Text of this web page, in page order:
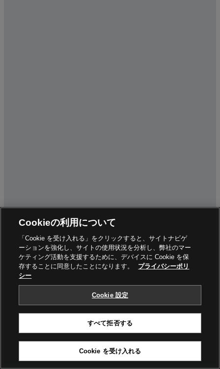
Cookieの利用について
「Cookie を受け入れる」をクリックすると、サイトナビゲ
ーションを強化し、サイトの使用状況を分析し、弊社のマー
ケティング活動を支援するために、デバイスに Cookie を保
存することに同意したことになります。
プライバシーポリ
シー
Cookie 設定
すべて拒否する
Cookie を受け入れる